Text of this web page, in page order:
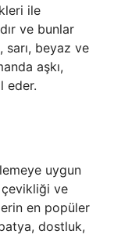
ile
ve bunlar
sarı, beyaz ve
aşkı,
eder.
uygun
ve
en popüler
dostluk,